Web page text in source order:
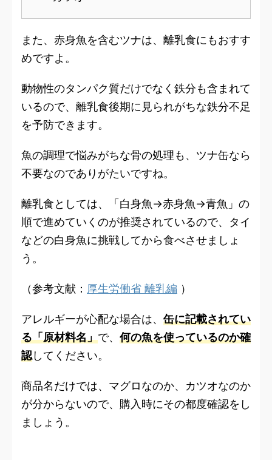
また、赤身魚を含むツナは、離乳食にもおすす
めですよ。
動物性のタンパク質だけでなく鉄分も含まれて
いるので、離乳食後期に見られがちな鉄分不足
を予防できます。
魚の調理で悩みがちな骨の処理も、ツナ缶なら
不要なのでありがたいですね。
離乳食としては、「白身魚→赤身魚→青魚」の
順で進めていくのが推奨されているので、タイ
などの白身魚に挑戦してから食べさせましょ
う。
（参考文献： 厚生労働省 離乳編 ）
アレルギーが心配な場合は、 缶に記載されてい
る「原材料名」で、 何の魚を使っているのか確
認してください。
商品名だけでは、マグロなのか、カツオなのか
が分からないので、購入時にその都度確認をし
ましょう。